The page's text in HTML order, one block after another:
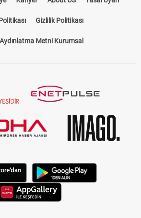
Gizlilik Politikası
Metni Kurumsal